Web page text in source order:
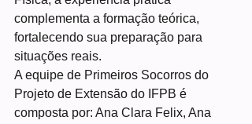
complementa a formação teórica,
fortalecendo sua preparação para
situações reais.
A equipe de Primeiros Socorros do
Projeto de Extensão do IFPB é
composta por: Ana Clara Felix, Ana